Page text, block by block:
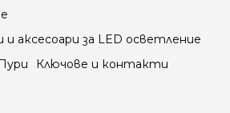
аксесоари за LED осветление
Ключове и контакти